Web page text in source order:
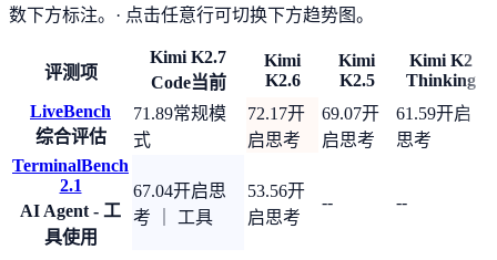
数下方标注。 · 点击任意行可切换下方趋势图。
评测项
Kimi K2.7
Code当前
Kimi
K2.6
Kimi
K2.5
Kimi K2
Thinking
LiveBench
综合评估
71.89常规模
式
72.17开
启思考
69.07开
启思考
61.59开启
思考
TerminalBench
2.1
AI Agent - 工
具使用
67.04开启思
考 ｜ 工具
53.56开
启思考
-- --